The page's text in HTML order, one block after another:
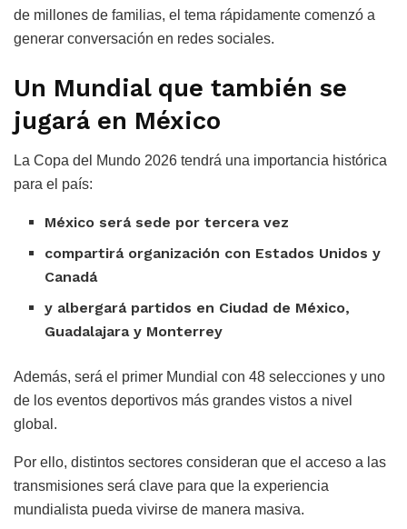
de millones de familias, el tema rápidamente comenzó a
generar conversación en redes sociales.
Un Mundial que también se
jugará en México
La Copa del Mundo 2026 tendrá una importancia histórica
para el país:
México será sede por tercera vez
compartirá organización con Estados Unidos y
Canadá
y albergará partidos en Ciudad de México,
Guadalajara y Monterrey
Además, será el primer Mundial con 48 selecciones y uno
de los eventos deportivos más grandes vistos a nivel
global.
Por ello, distintos sectores consideran que el acceso a las
transmisiones será clave para que la experiencia
mundialista pueda vivirse de manera masiva.